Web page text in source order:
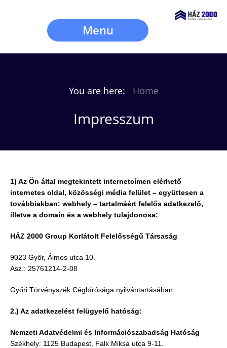
Menu
You are here: Home
Impresszum
1) Az Ön által megtekintett internetcímen elérhető
internetes oldal, közösségi média felület – együttesen a
továbbiakban: webhely – tartalmáért felelős adatkezelő,
illetve a domain és a webhely tulajdonosa:
HÁZ 2000 Group Korlátolt Felelősségű Társaság
9023 Győr, Álmos utca 10.
Asz.: 25761214-2-08
Győri Törvényszék Cégbírósága nyilvántartásában.
2.) Az adatkezelést felügyelő hatóság:
Nemzeti Adatvédelmi és Információszabadság Hatóság
Székhely: 1125 Budapest, Falk Miksa utca 9-11.